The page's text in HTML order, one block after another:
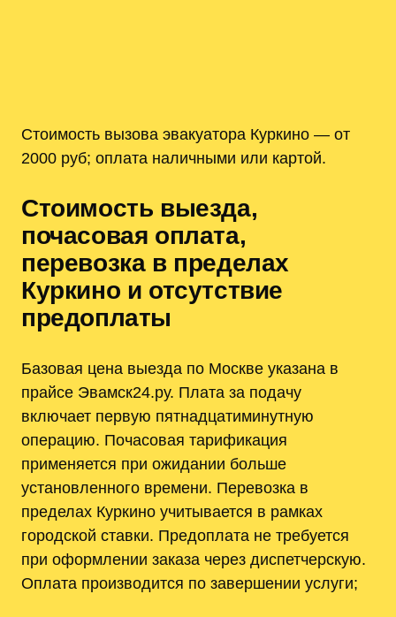
Стоимость вызова эвакуатора Куркино — от
2000 руб; оплата наличными или картой.
Стоимость выезда,
почасовая оплата,
перевозка в пределах
Куркино и отсутствие
предоплаты
Базовая цена выезда по Москве указана в
прайсе Эвамск24.ру. Плата за подачу
включает первую пятнадцатиминутную
операцию. Почасовая тарификация
применяется при ожидании больше
установленного времени. Перевозка в
пределах Куркино учитывается в рамках
городской ставки. Предоплата не требуется
при оформлении заказа через диспетчерскую.
Оплата производится по завершении услуги;